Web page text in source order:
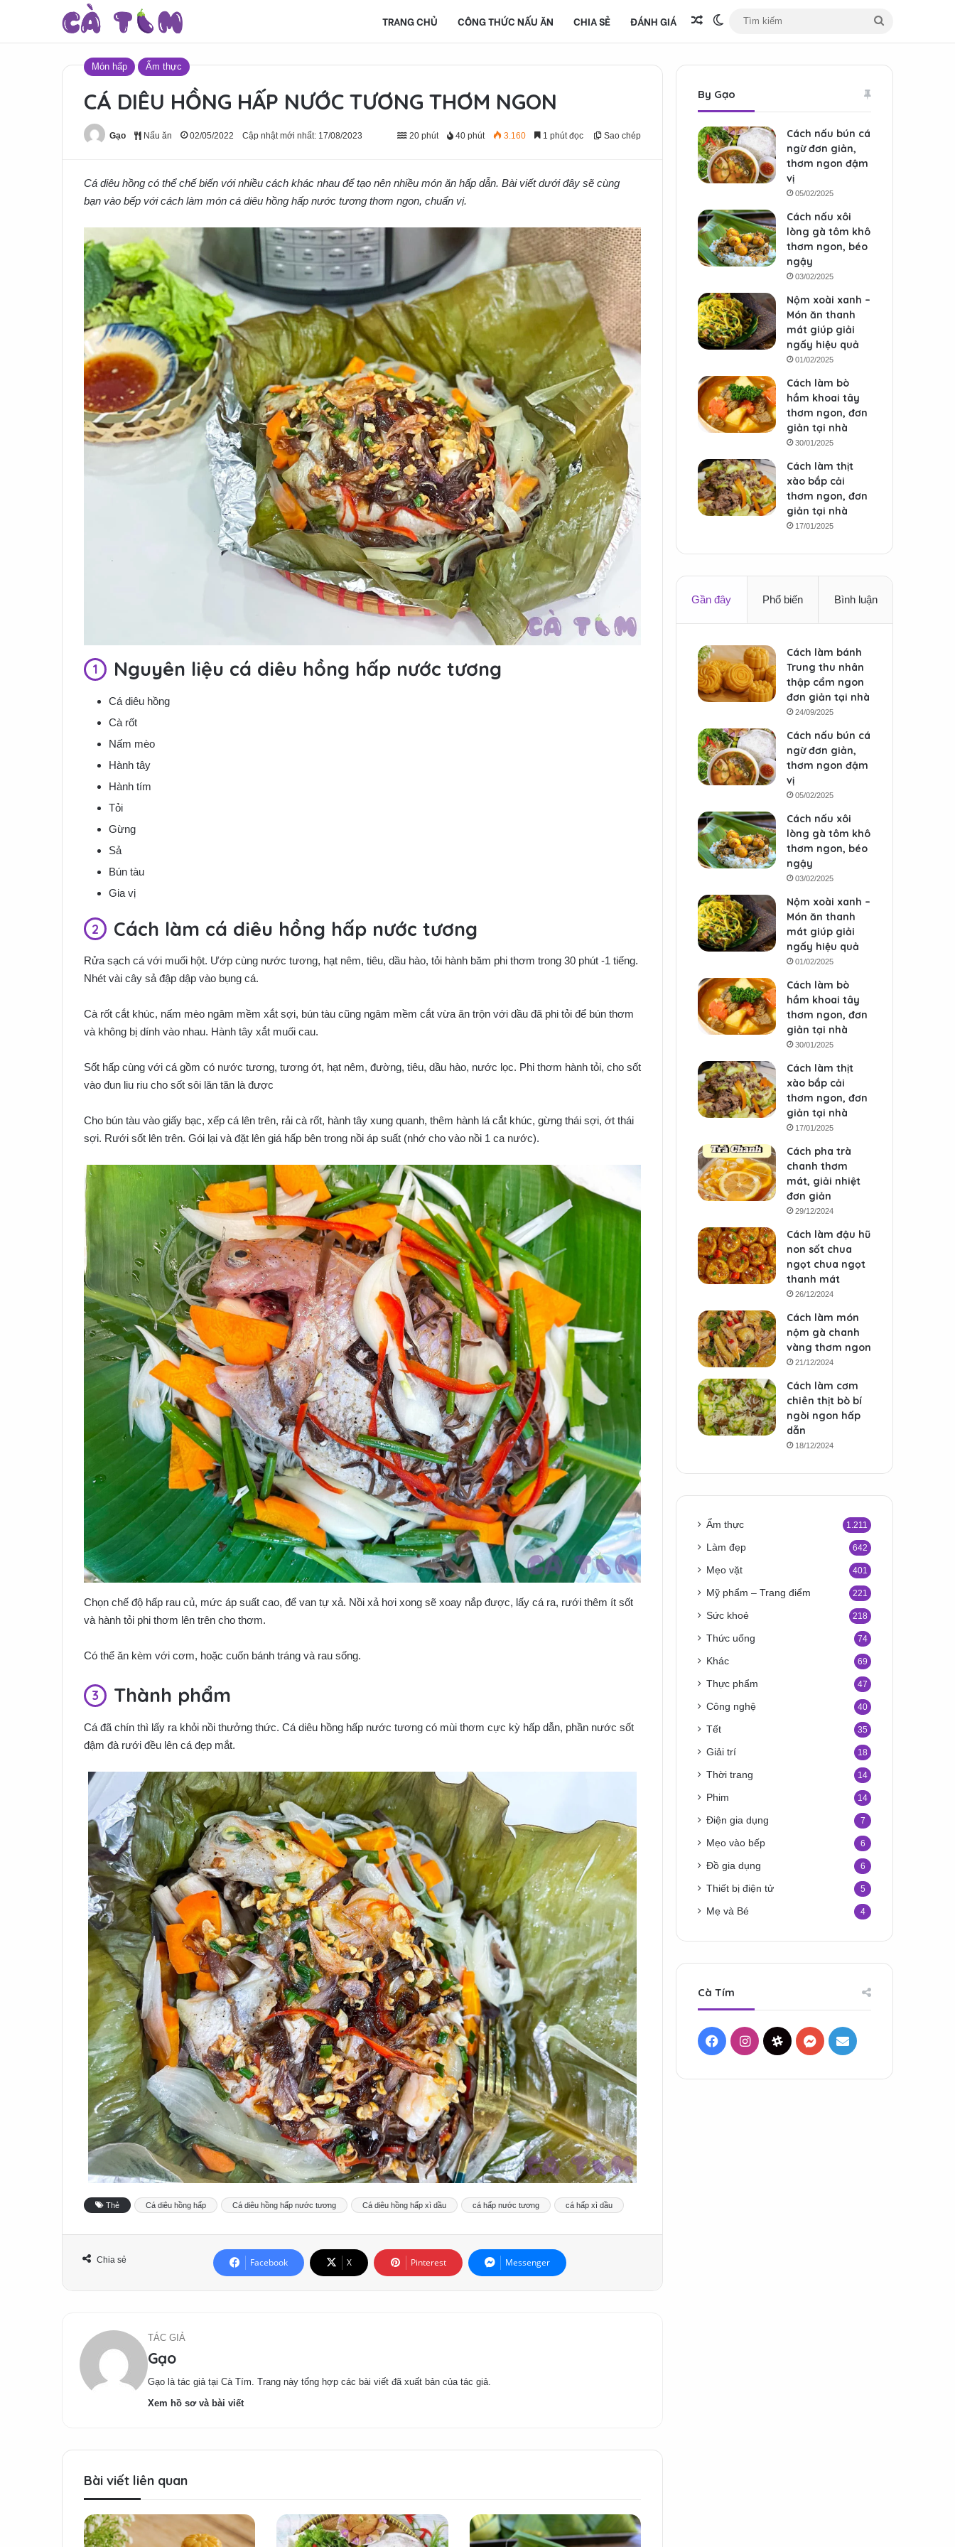
TRANG CHỦ CÔNG THỨC NẤU ĂN CHIA SẺ ĐÁNH GIÁ Bài viết ngẫu nhiên
Switch skin
kiếm
Món hấp Ẩm thực
CÁ DIÊU HỒNG HẤP NƯỚC TƯƠNG THƠM NGON
Gạo Nấu ăn 02/05/2022 Cập nhật mới nhất: 17/08/2023 20 phút 40 phút 3.160 1 phút đọc Sao chép
Cá diêu hồng có thể chế biến với nhiều cách khác nhau để tạo nên nhiều món ăn hấp dẫn. Bài viết dưới đây sẽ cùng
bạn vào bếp với cách làm món cá diêu hồng hấp nước tương thơm ngon, chuẩn vị.
Nguyên liệu cá diêu hồng hấp nước tương
Cá diêu hồng
Cà rốt
Nấm mèo
Hành tây
Hành tím
Tỏi
Gừng
Sả
Bún tàu
Gia vị
Cách làm cá diêu hồng hấp nước tương
Rửa sạch cá với muối hột. Ướp cùng nước tương, hạt nêm, tiêu, dầu hào, tỏi hành băm phi thơm trong 30 phút -1 tiếng.
Nhét vài cây sả đập dập vào bụng cá.
Cà rốt cắt khúc, nấm mèo ngâm mềm xắt sợi, bún tàu cũng ngâm mềm cắt vừa ăn trộn với dầu đã phi tỏi để bún thơm
và không bị dính vào nhau. Hành tây xắt muối cau.
Sốt hấp cùng với cá gồm có nước tương, tương ớt, hạt nêm, đường, tiêu, dầu hào, nước lọc. Phi thơm hành tỏi, cho sốt
vào đun liu riu cho sốt sôi lăn tăn là được
Cho bún tàu vào giấy bạc, xếp cá lên trên, rải cà rốt, hành tây xung quanh, thêm hành lá cắt khúc, gừng thái sợi, ớt thái
sợi. Rưới sốt lên trên. Gói lại và đặt lên giá hấp bên trong nồi áp suất (nhớ cho vào nồi 1 ca nước).
Chọn chế độ hấp rau củ, mức áp suất cao, để van tự xả. Nồi xả hơi xong sẽ xoay nắp được, lấy cá ra, rưới thêm ít sốt
và hành tỏi phi thơm lên trên cho thơm.
Có thể ăn kèm với cơm, hoặc cuốn bánh tráng và rau sống.
Thành phẩm
Cá đã chín thì lấy ra khỏi nồi thưởng thức. Cá diêu hồng hấp nước tương có mùi thơm cực kỳ hấp dẫn, phần nước sốt
đậm đà rưới đều lên cá đẹp mắt.
Thẻ Cá diêu hồng hấp Cá diêu hồng hấp nước tương Cá diêu hồng hấp xì dầu cá hấp nước tương cá hấp xì dầu
Chia sẻ Facebook X Pinterest Messenger
TÁC GIẢ
Gạo
Gạo là tác giả tại Cà Tím. Trang này tổng hợp các bài viết đã xuất bản của tác giả.
Xem hồ sơ và bài viết
Bài viết liên quan
By Gạo
Cách nấu bún cá
ngừ đơn giản,
thơm ngon đậm
vị
05/02/2025
Cách nấu xôi
lòng gà tôm khô
thơm ngon, béo
ngậy
03/02/2025
Nộm xoài xanh –
Món ăn thanh
mát giúp giải
ngấy hiệu quả
01/02/2025
Cách làm bò
hầm khoai tây
thơm ngon, đơn
giản tại nhà
30/01/2025
Cách làm thịt
xào bắp cải
thơm ngon, đơn
giản tại nhà
17/01/2025
Gần đây Phổ biến Bình luận
Cách làm bánh
Trung thu nhân
thập cẩm ngon
đơn giản tại nhà
24/09/2025
Cách nấu bún cá
ngừ đơn giản,
thơm ngon đậm
vị
05/02/2025
Cách nấu xôi
lòng gà tôm khô
thơm ngon, béo
ngậy
03/02/2025
Nộm xoài xanh –
Món ăn thanh
mát giúp giải
ngấy hiệu quả
01/02/2025
Cách làm bò
hầm khoai tây
thơm ngon, đơn
giản tại nhà
30/01/2025
Cách làm thịt
xào bắp cải
thơm ngon, đơn
giản tại nhà
17/01/2025
Cách pha trà
chanh thơm
mát, giải nhiệt
đơn giản
29/12/2024
Cách làm đậu hũ
non sốt chua
ngọt chua ngọt
thanh mát
26/12/2024
Cách làm món
nộm gà chanh
vàng thơm ngon
21/12/2024
Cách làm cơm
chiên thịt bò bí
ngòi ngon hấp
dẫn
18/12/2024
Ẩm thực 1.211
Làm đẹp 642
Mẹo vặt 401
Mỹ phẩm – Trang điểm 221
Sức khoẻ 218
Thức uống 74
Khác 69
Thực phẩm 47
Công nghệ 40
Tết 35
Giải trí 18
Thời trang 14
Phim 14
Điện gia dụng 7
Mẹo vào bếp 6
Đồ gia dụng 6
Thiết bị điện tử 5
Mẹ và Bé 4
Cà Tím
FacebookInstagramThreadsMessenger
Mail